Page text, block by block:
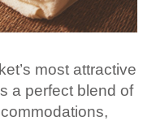
most attractive
a perfect blend of